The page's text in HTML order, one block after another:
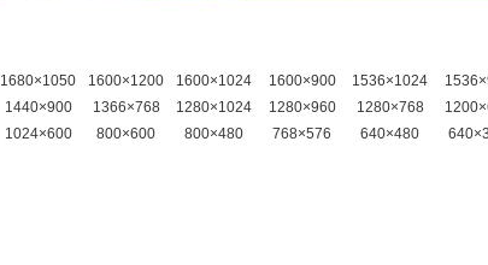
1680×1050 1600×1200 1600×1024 1600×900 1536×1024
1440×900 1366×768 1280×1024 1280×960 1280×768
1024×600 800×600 800×480 768×576 640×480